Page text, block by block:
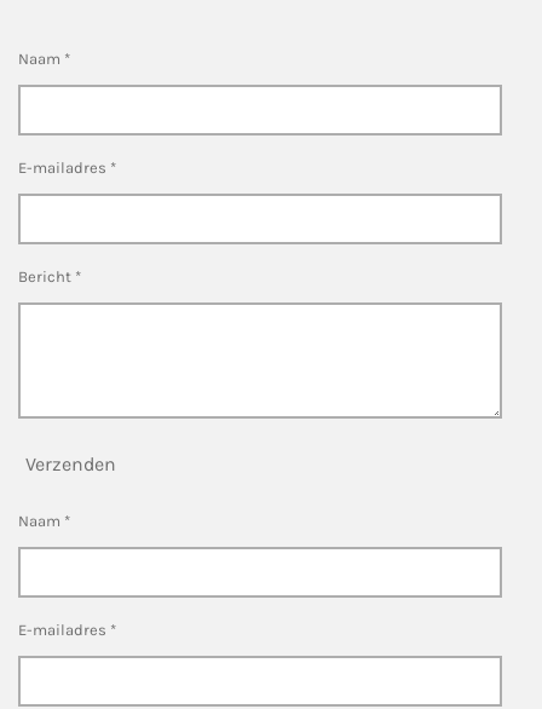
Naam *
E-mailadres *
Bericht *
Verzenden
Naam *
E-mailadres *